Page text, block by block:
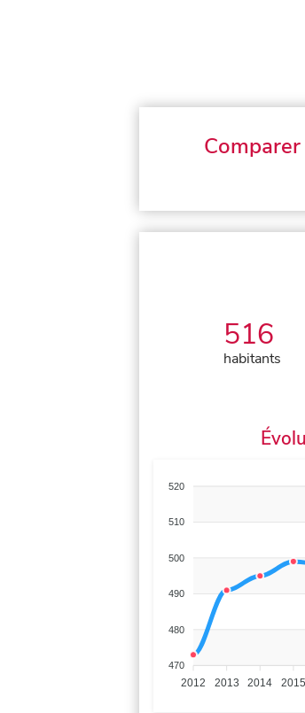
516
habitants
520
510
500
490
480
470
2012 2013 2014 2015